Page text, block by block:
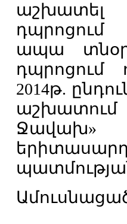
դպրոցում
ապա
2014թ.